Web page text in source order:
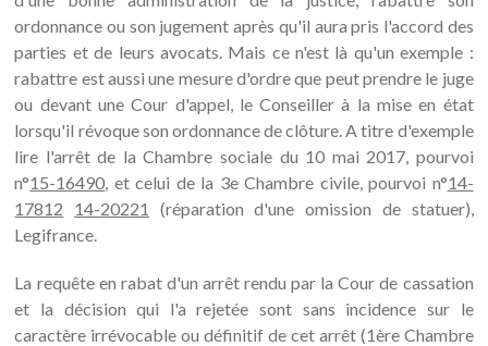
ordonnance ou son jugement après qu'il aura pris l'accord des
parties et de leurs avocats. Mais ce n'est là qu'un exemple :
rabattre est aussi une mesure d'ordre que peut prendre le juge
ou devant une Cour d'appel, le Conseiller à la mise en état
lorsqu'il révoque son ordonnance de clôture. A titre d'exemple
lire l'arrêt de la Chambre sociale du 10 mai 2017, pourvoi
n°15-16490, et celui de la 3e Chambre civile, pourvoi n°14-
17812
14-20221
(réparation d'une omission de statuer),
Legifrance.
La requête en rabat d'un arrêt rendu par la Cour de cassation
et la décision qui l'a rejetée sont sans incidence sur le
caractère irrévocable ou définitif de cet arrêt (1ère Chambre